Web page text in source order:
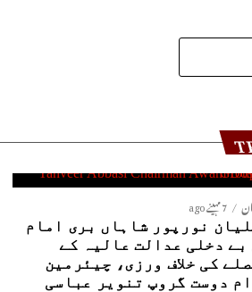
7 مہینے ago
نورپور شاہاں بری امام
بے دخلی عدالت عالیہ کے
کی خلاف ورزی، چیئرمین
دوست گروپ تنویر عباسی